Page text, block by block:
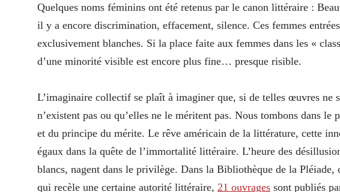
Quelques noms féminins ont été retenus par le canon littéraire :
il y a encore discrimination, effacement, silence. Ces femmes
exclusivement blanches. Si la place faite aux femmes dans les «
d’une minorité visible est encore plus fine… presque risible.
L’imaginaire collectif se plaît à imaginer que, si de telles œuvres ne
n’existent pas ou qu’elles ne le méritent pas. Nous tombons dans
et du principe du mérite. Le rêve américain de la littérature, cette
égaux dans la quête de l’immortalité littéraire. L’heure des
blancs, nagent dans le privilège. Dans la Bibliothèque de la
qui recèle une certaine autorité littéraire, 21 ouvrages sont publiés